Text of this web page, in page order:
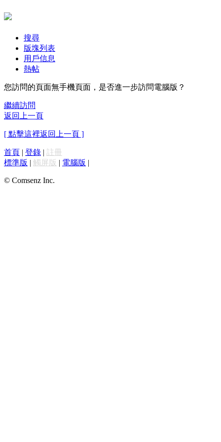
搜尋
版塊列表
用戶信息
熱帖
您訪問的頁面無手機頁面，是否進一步訪問電腦版？
繼續訪問
返回上一頁
[ 點擊這裡返回上一頁 ]
首頁 | 登錄 | 註冊
標準版 | 觸屏版 | 電腦版 |
© Comsenz Inc.